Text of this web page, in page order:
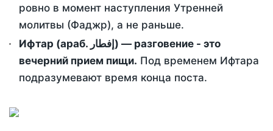
ровно в момент наступления Утренней
молитвы (Фаджр), а не раньше.
Ифтар (араб. إفطار) — разговение - это
вечерний прием пищи. Под временем Ифтара
подразумевают время конца поста.